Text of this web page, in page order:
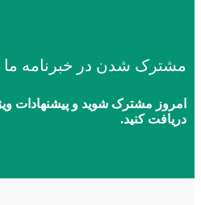
مشترک شدن در خبرنامه ما
امروز مشترک شوید و پیشنهادات
دریافت کنید.